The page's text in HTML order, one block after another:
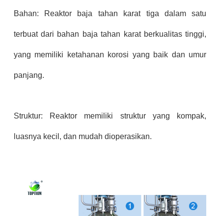
Bahan: Reaktor baja tahan karat tiga dalam satu
terbuat dari bahan baja tahan karat berkualitas tinggi,
yang memiliki ketahanan korosi yang baik dan umur
panjang.
Struktur: Reaktor memiliki struktur yang kompak,
luasnya kecil, dan mudah dioperasikan.